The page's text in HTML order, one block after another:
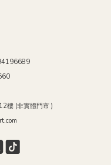
樓 (非實體門市 )